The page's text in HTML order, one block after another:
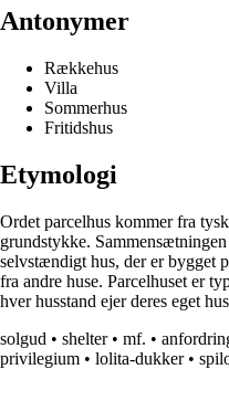
Antonymer
Rækkehus
Villa
Sommerhus
Fritidshus
Etymologi
Ordet parcelhus kommer fra
grundstykke.
selvstændigt hus, der er bygget
fra andre huse. Parcelhuset er
hver husstand ejer deres eget
solgud • shelter• mf. •
privilegium • lolita-dukker•